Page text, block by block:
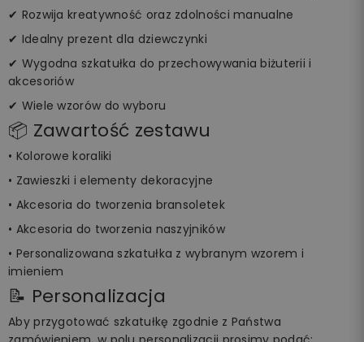
✔ Rozwija kreatywność oraz zdolności manualne
✔ Idealny prezent dla dziewczynki
✔ Wygodna szkatułka do przechowywania biżuterii i
akcesoriów
✔ Wiele wzorów do wyboru
📦 Zawartość zestawu
• Kolorowe koraliki
• Zawieszki i elementy dekoracyjne
• Akcesoria do tworzenia bransoletek
• Akcesoria do tworzenia naszyjników
• Personalizowana szkatułka z wybranym wzorem i
imieniem
📝 Personalizacja
Aby przygotować szkatułkę zgodnie z Państwa